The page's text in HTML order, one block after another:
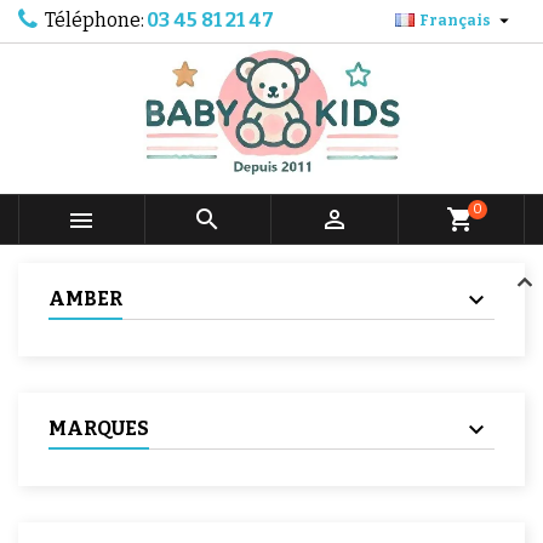
Téléphone: 03 45 81 21 47 Français 
   shopping_cart0
AMBER
MARQUES